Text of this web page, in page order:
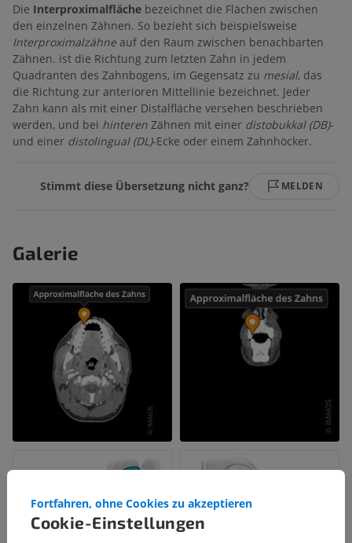
Die Interproximalfläche bezeichnet die Flächen zwischen
den einzelnen Zähnen. So bezieht sich beispielsweise
Interproximalzähneauf den Raum zwischen benachbarten
Zähnen. ist die Richtung zum letzten Zahn in jedem
Quadranten des Zahnbogens, im Gegensatz zu mesial, das
die Richtung zur anterioren Mittellinie bezeichnet. Jeder
Zahn kann als mit einer Distalfläche versehen beschrieben
werden, und bei hinteren Zähnen mit einer distobukkal (DB)-
und einer distolingual (DL)-Ecke oder einem Zahnhöcker.
Stimmt diese Übersetzung nicht ganz? MELDEN
Galerie
Cookie-Einstellungen
Fortfahren, ohne Cookies zu akzeptieren